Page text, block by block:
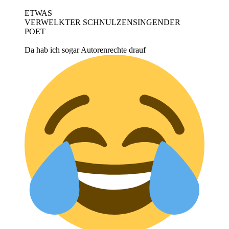
ETWAS
VERWELKTER SCHNULZENSINGENDER
POET
Da hab ich sogar Autorenrechte drauf